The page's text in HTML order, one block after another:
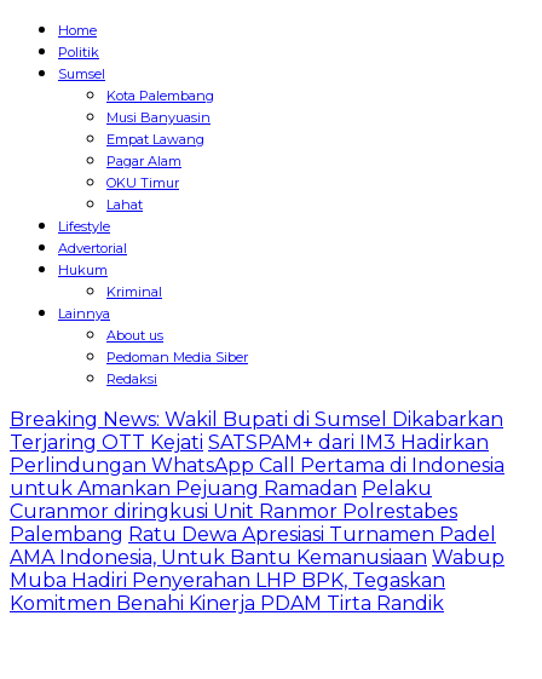
Home
Politik
Sumsel
Kota Palembang
Musi Banyuasin
Empat Lawang
Pagar Alam
OKU Timur
Lahat
Lifestyle
Advertorial
Hukum
Kriminal
Lainnya
About us
Pedoman Media Siber
Redaksi
Breaking News: Wakil Bupati di Sumsel Dikabarkan
Terjaring OTT Kejati SATSPAM+ dari IM3 Hadirkan
Perlindungan WhatsApp Call Pertama di Indonesia
untuk Amankan Pejuang Ramadan Pelaku
Curanmor diringkusi Unit Ranmor Polrestabes
Palembang Ratu Dewa Apresiasi Turnamen Padel
AMA Indonesia, Untuk Bantu Kemanusiaan Wabup
Muba Hadiri Penyerahan LHP BPK, Tegaskan
Komitmen Benahi Kinerja PDAM Tirta Randik